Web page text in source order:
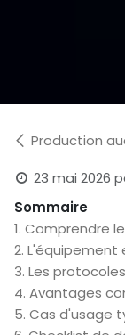
Production
23 mai 2026
Sommaire
1. Comprendre
2. L'équipement
3. Les
4. Avantages
5. Cas d'usage